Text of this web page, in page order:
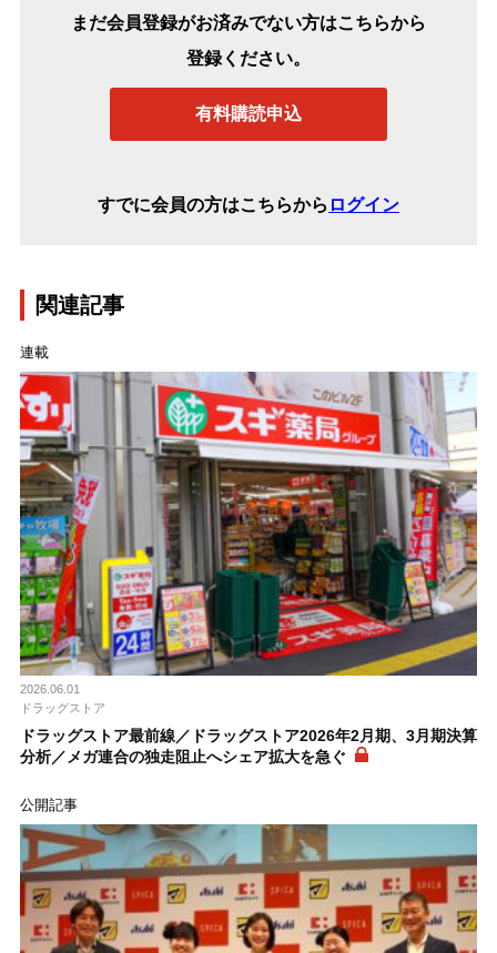
まだ会員登録がお済みでない方はこちらから
登録ください。
有料購読申込
すでに会員の方はこちらから ログイン
関連記事
連載
2026.06.01
ドラッグストア
ドラッグストア最前線／ドラッグストア2026年2月期、3月期決算
分析／メガ連合の独走阻止へシェア拡大を急ぐ
公開記事